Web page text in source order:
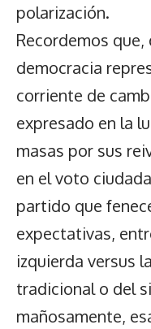
polarización.
Recordemos
democracia
corriente de
expresado en la
masas por sus
en el voto
partido que
expectativas,
izquierda versus
tradicional o del
mañosamente,